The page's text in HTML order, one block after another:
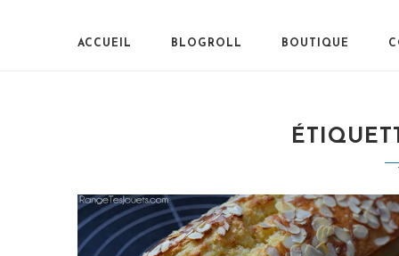
ACCUEIL BLOGROLL BOUTIQUE